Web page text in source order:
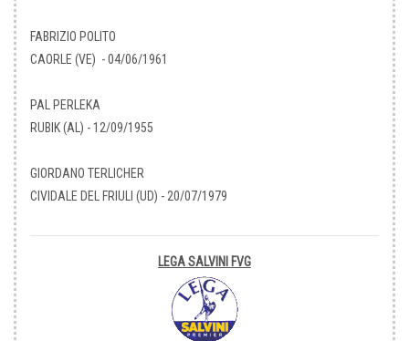
FABRIZIO POLITO
CAORLE (VE) - 04/06/1961
PAL PERLEKA
RUBIK (AL) - 12/09/1955
GIORDANO TERLICHER
CIVIDALE DEL FRIULI (UD) - 20/07/1979
LEGA SALVINI FVG